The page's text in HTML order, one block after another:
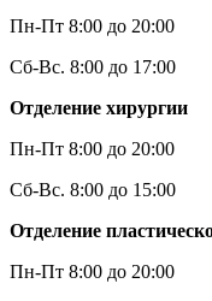
Пн-Пт 8:00 до 20:00
Сб-Вс. 8:00 до 17:00
Отделение хирургии
Пн-Пт 8:00 до 20:00
Сб-Вс. 8:00 до 15:00
Отделение
Пн-Пт 8:00 до 20:00